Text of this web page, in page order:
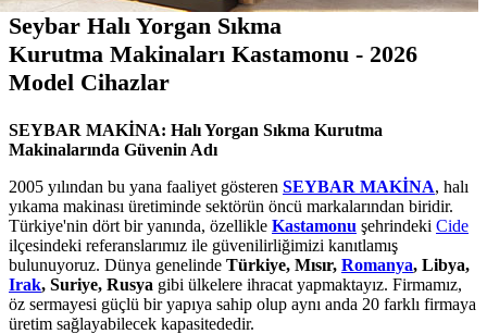
Seybar Halı Yorgan Sıkma
Kurutma Makinaları Kastamonu - 2026
Model Cihazlar
SEYBAR MAKİNA: Halı Yorgan Sıkma Kurutma
Makinalarında Güvenin Adı
2005 yılından bu yana faaliyet gösteren SEYBAR MAKİNA, halı
yıkama makinası üretiminde sektörün öncü markalarından biridir.
Türkiye'nin dört bir yanında, özellikle Kastamonu şehrindeki Cide
ilçesindeki referanslarımız ile güvenilirliğimizi kanıtlamış
bulunuyoruz. Dünya genelinde Türkiye, Mısır, Romanya, Libya,
Irak, Suriye, Rusya gibi ülkelere ihracat yapmaktayız. Firmamız,
öz sermayesi güçlü bir yapıya sahip olup aynı anda 20 farklı firmaya
üretim sağlayabilecek kapasitededir.